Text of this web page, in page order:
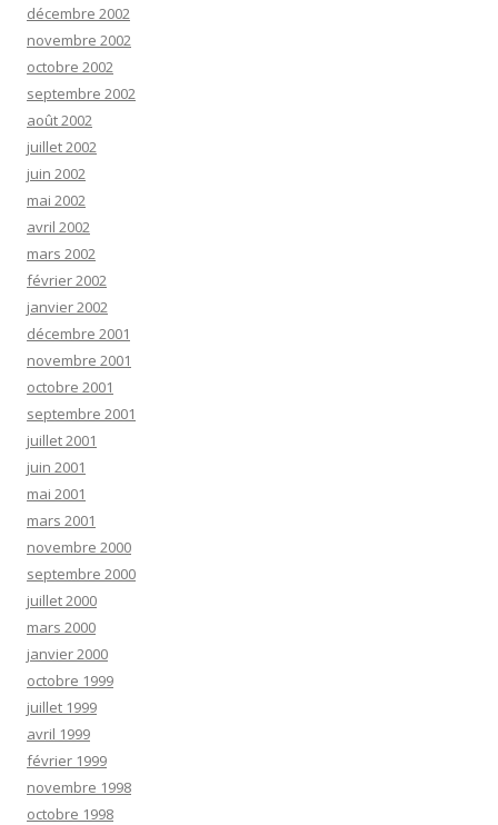
décembre 2002
novembre 2002
octobre 2002
septembre 2002
août 2002
juillet 2002
juin 2002
mai 2002
avril 2002
mars 2002
février 2002
janvier 2002
décembre 2001
novembre 2001
octobre 2001
septembre 2001
juillet 2001
juin 2001
mai 2001
mars 2001
novembre 2000
septembre 2000
juillet 2000
mars 2000
janvier 2000
octobre 1999
juillet 1999
avril 1999
février 1999
novembre 1998
octobre 1998